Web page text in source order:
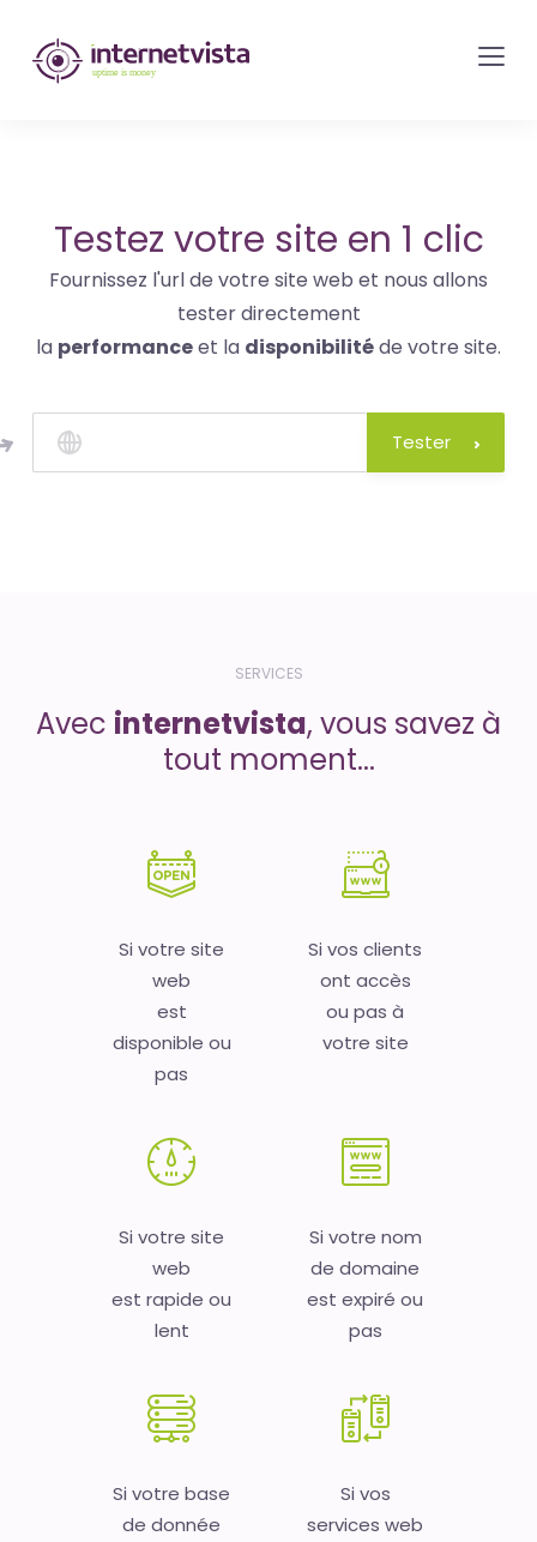
internetvista
monitoring
site
web
et
de
services
internet-
Uptime
is
Testez votre site en 1 clic
Fournissez l'url de votre site web et nous allons
tester directement
la performanceet la disponibilitéde votre site.
Tester
SERVICES
Avec internetvista, vous savez à
tout moment...
Si votre site
web
est
disponible ou
pas
Si vos clients
ont accès
ou pas à
votre site
Si votre site
web
est rapide ou
lent
Si votre nom
de domaine
est expiré ou
pas
Si votre base
de donnée
Si vos
services web